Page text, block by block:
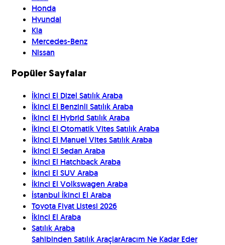
Honda
Hyundai
Kia
Mercedes-Benz
Nissan
Popüler Sayfalar
İkinci El Dizel Satılık Araba
İkinci El Benzinli Satılık Araba
İkinci El Hybrid Satılık Araba
İkinci El Otomatik Vites Satılık Araba
İkinci El Manuel Vites Satılık Araba
İkinci El Sedan Araba
İkinci El Hatchback Araba
İkinci El SUV Araba
İkinci El Volkswagen Araba
İstanbul İkinci El Araba
Toyota Fiyat Listesi 2026
İkinci El Araba
Satılık Araba
Sahibinden Satılık AraçlarAracım Ne Kadar Eder